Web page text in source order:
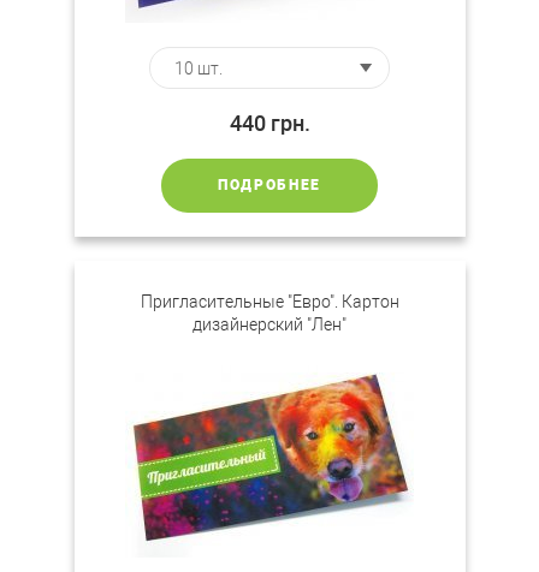
440 грн.
ПОДРОБНЕЕ
Пригласительные "Евро". Картон
дизайнерский "Лен"